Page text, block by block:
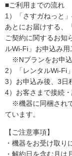
■ご利用までの流れ
1）「さすガねっと
あとにお届けする、
ご契約に関するお知
ルWi-Fi」お申込み
※Nプランをお申込
2）「レンタルWi-Fi
3）お申込み後、3日
4）お客さまで接続
※機器に同梱され
ています。
【ご注意事項】
・機器をお受け取り
・解約日を含む月は